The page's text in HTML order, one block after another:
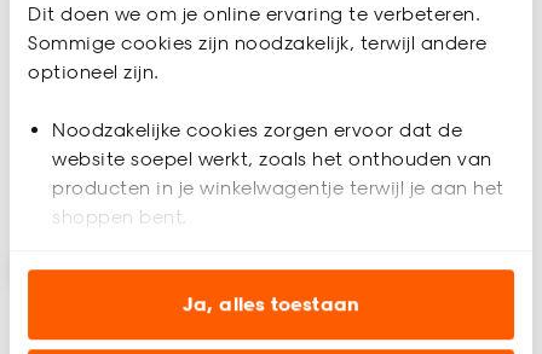
Dit doen we om je online ervaring te verbeteren.
Sommige cookies zijn noodzakelijk, terwijl andere
optioneel zijn.
Noodzakelijke cookies zorgen ervoor dat de
website soepel werkt, zoals het onthouden van
producten in je winkelwagentje terwijl je aan het
shoppen bent.
Analytische cookies (optioneel) helpen ons de
website te verbeteren voor jou en al onze andere
Ja, alles toestaan
Walnoot
(0)
42.
-
Binnen 2-3 werkdagen bezorgd
Zwart
32.
-
Binnen 2-3 werkdagen bezorgd